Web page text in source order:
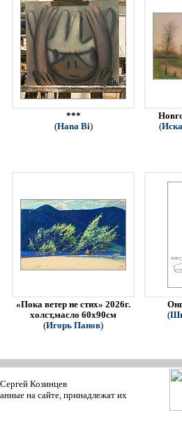
***
(Hana Bi)
(
«Пока ветер не стих» 2026г.
холст,масло 60х90см
(Игорь Панов)
(
Козинцев
на сайте, принадлежат их